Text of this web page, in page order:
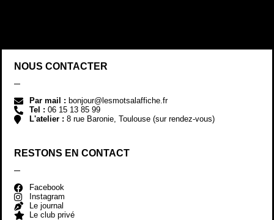
NOUS CONTACTER
Par mail : bonjour@lesmotsalaffiche.fr
Tel : 06 15 13 85 99
L'atelier : 8 rue Baronie, Toulouse (sur rendez-vous)
RESTONS EN CONTACT
Facebook
Instagram
Le journal
Le club privé